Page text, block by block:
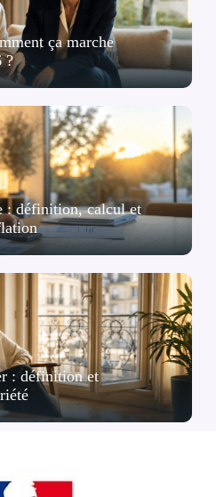
ça marche
?
: définition, calcul et
: définition et